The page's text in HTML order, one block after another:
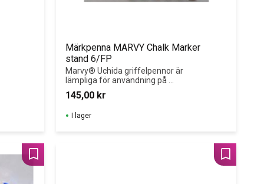
Märkpenna MARVY Chalk Marker
stand 6/FP
Marvy® Uchida griffelpennor är
lämpliga för användning på
ljusskyltar, glas och s...
145,00 kr
I lager
Lägg till i favoriter Lägg